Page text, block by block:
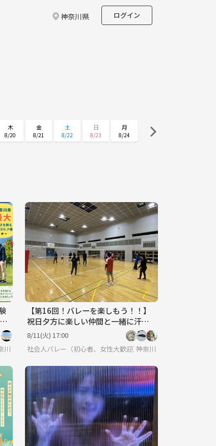
神奈川県 ログイン
木
8/20
金
8/21
土
8/22
日
8/23
月
8/24
川
【第16回！バレーを楽しもう！！】
祝日夕方に楽しい仲間と一緒に汗を
流すバレーイベント🏐✨
8/11(火) 17:00
社会人バレー（初心者、女性大歓迎）神奈川